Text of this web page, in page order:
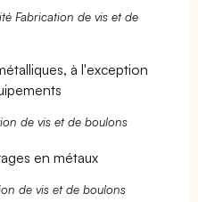
Fabrication de vis et de
à l'exception
de vis et de boulons
en métaux
de vis et de boulons